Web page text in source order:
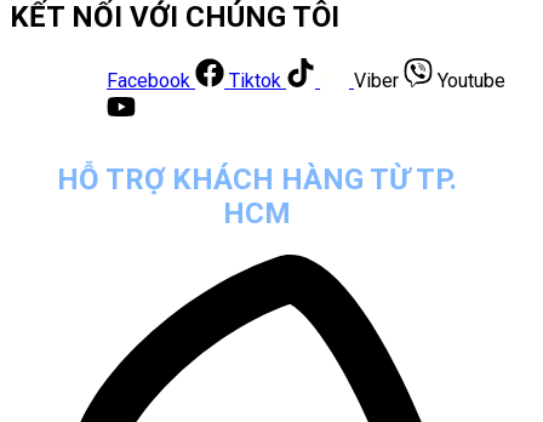
KẾT NỐI VỚI CHÚNG TÔI
Facebook Tiktok Viber Youtube
HỖ TRỢ KHÁCH HÀNG TỪ TP.
HCM